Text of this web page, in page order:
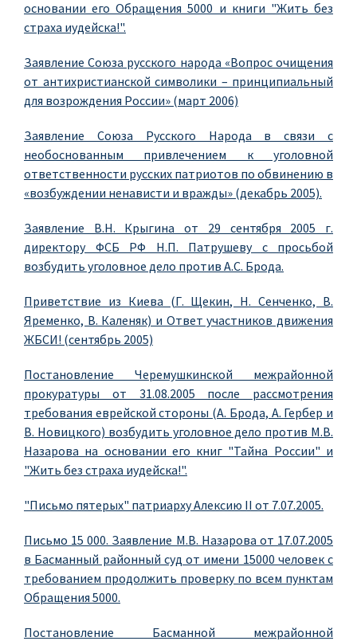
основании его Обращения 5000 и книги "Жить без
страха иудейска!".
Заявление Союза русского народа «Вопрос очищения
от антихристианской символики – принципиальный
для возрождения России» (март 2006)
Заявление Союза Русского Народа в связи с
необоснованным привлечением к уголовной
ответственности русских патриотов по обвинению в
«возбуждении ненависти и вражды» (декабрь 2005).
Заявление В.Н. Крыгина от 29 сентября 2005 г.
директору ФСБ РФ Н.П. Патрушеву с просьбой
возбудить уголовное дело против А.С. Брода.
Приветствие из Киева (Г. Щекин, Н. Сенченко, В.
Яременко, В. Каленяк) и Ответ участников движения
ЖБСИ! (сентябрь 2005)
Постановление Черемушкинской межрайонной
прокуратуры от 31.08.2005 после рассмотрения
требования еврейской стороны (А. Брода, А. Гербер и
В. Новицкого) возбудить уголовное дело против М.В.
Назарова на основании его книг "Тайна России" и
"Жить без страха иудейска!".
"Письмо пятерых" патриарху Алексию II от 7.07.2005.
Письмо 15 000. Заявление М.В. Назарова от 17.07.2005
в Басманный районный суд от имени 15000 человек с
требованием продолжить проверку по всем пунктам
Обращения 5000.
Постановление Басманной межрайонной